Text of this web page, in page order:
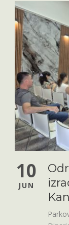
10
JUN